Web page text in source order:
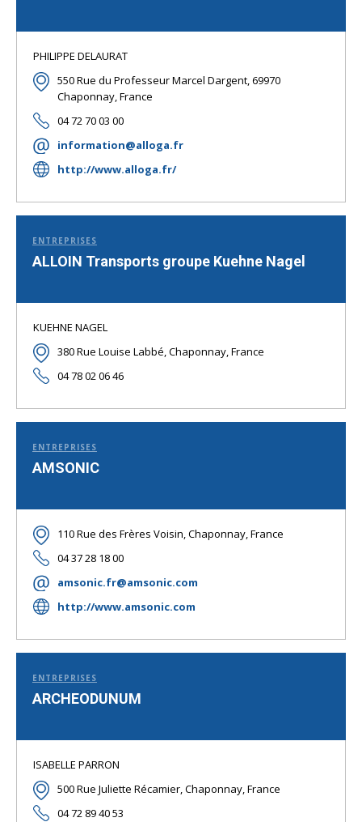
PHILIPPE DELAURAT
550 Rue du Professeur Marcel Dargent, 69970
Chaponnay, France
04 72 70 03 00
information@alloga.fr
http://www.alloga.fr/
ENTREPRISES
ALLOIN Transports groupe Kuehne Nagel
KUEHNE NAGEL
380 Rue Louise Labbé, Chaponnay, France
04 78 02 06 46
ENTREPRISES
AMSONIC
110 Rue des Frères Voisin, Chaponnay, France
04 37 28 18 00
amsonic.fr@amsonic.com
http://www.amsonic.com
ENTREPRISES
ARCHEODUNUM
ISABELLE PARRON
500 Rue Juliette Récamier, Chaponnay, France
04 72 89 40 53